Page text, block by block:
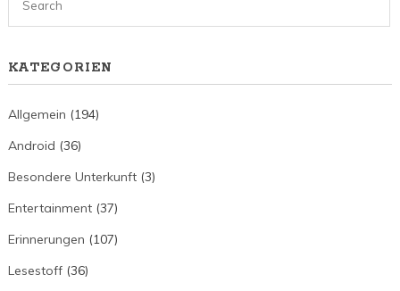
KATEGORIEN
Allgemein (194)
Android (36)
Besondere Unterkunft(3)
Entertainment(37)
Erinnerungen (107)
Lesestoff(36)